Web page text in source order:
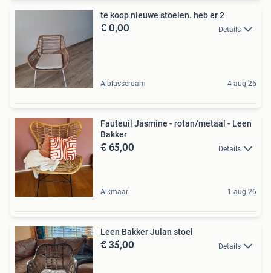
te koop nieuwe stoelen. heb er 2
€ 0,00 Details
Alblasserdam 4 aug 26
Fauteuil Jasmine - rotan/metaal - Leen
Bakker
€ 65,00 Details
Alkmaar 1 aug 26
Leen Bakker Julan stoel
€ 35,00 Details